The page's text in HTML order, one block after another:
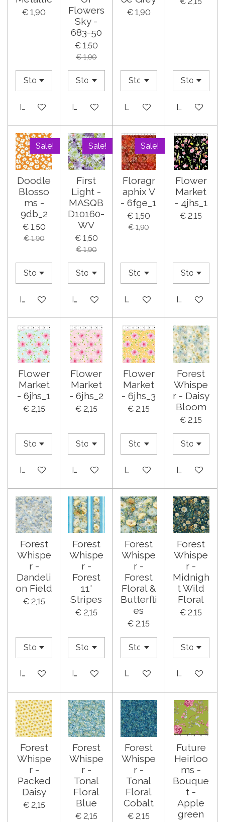
€ 1,90
In winkelwagen
Flowers
Sky -
683-50
€ 1,50
€ 1,90
In winkelwagen
€ 1,90
In winkelwagenIn
Sale!
Doodle
Blosso
ms -
9db_2
€ 1,50
€ 1,90
In winkelwagen
Sale!
First
Light -
MASQB
D10160-
WV
€ 1,50
€ 1,90
In winkelwagen
Sale!
Floragr
aphix V
- 6fge_1
€ 1,50
€ 1,90
In winkelwagen
Flower
Market
- 4jhs_1
€ 2,15
In
Flower
Market
- 6jhs_1
€ 2,15
In winkelwagen
Flower
Market
- 6jhs_2
€ 2,15
In winkelwagen
Flower
Market
- 6jhs_3
€ 2,15
In winkelwagen
Forest
Whispe
r - Daisy
Bloom
€ 2,15
In
Forest
Whispe
r -
Dandeli
on Field
€ 2,15
In winkelwagen
Forest
Whispe
r -
Forest
11'
Stripes
€ 2,15
In winkelwagen
Forest
Whispe
r -
Forest
Floral &
Butterfli
es
€ 2,15
In winkelwagen
Forest
Whispe
r -
Midnigh
t Wild
Floral
€ 2,15
In
Forest
Whispe
r -
Packed
Daisy
€ 2,15
Forest
Whispe
r -
Tonal
Floral
Blue
€ 2,15
Forest
Whispe
r -
Tonal
Floral
Cobalt
€ 2,15
Future
Heirloo
ms -
Bouque
t -
Apple
green